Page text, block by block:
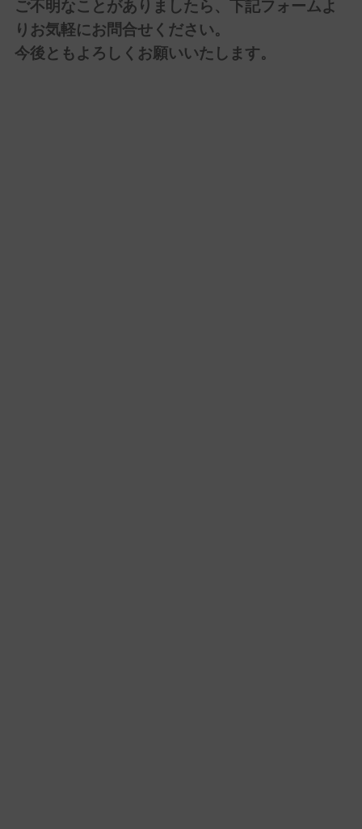
ご不明なことがありましたら、下記フォームよ
りお気軽にお問合せください。
今後ともよろしくお願いいたします。